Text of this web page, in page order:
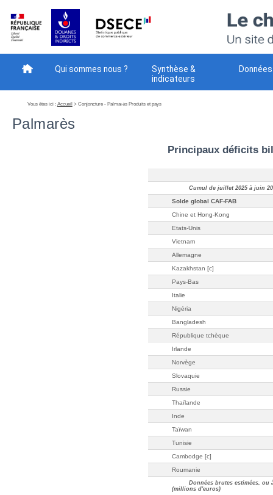
Qui sommes nous ? Synthèse &
indicateurs
Données
Vous êtes ici : Accueil> Conjoncture - Palmarès Produits et pays
Palmarès
Principaux déficits
Cumul de juillet 2025 à juin
Solde global CAF-FAB
Chine et Hong-Kong
Etats-Unis
Vietnam
Allemagne
Kazakhstan [c]
Pays-Bas
Italie
Nigéria
Bangladesh
République tchèque
Irlande
Norvège
Slovaquie
Russie
Thaïlande
Inde
Taïwan
Tunisie
Cambodge [c]
Roumanie
Données brutes estimées, ou
(millions d'euros)